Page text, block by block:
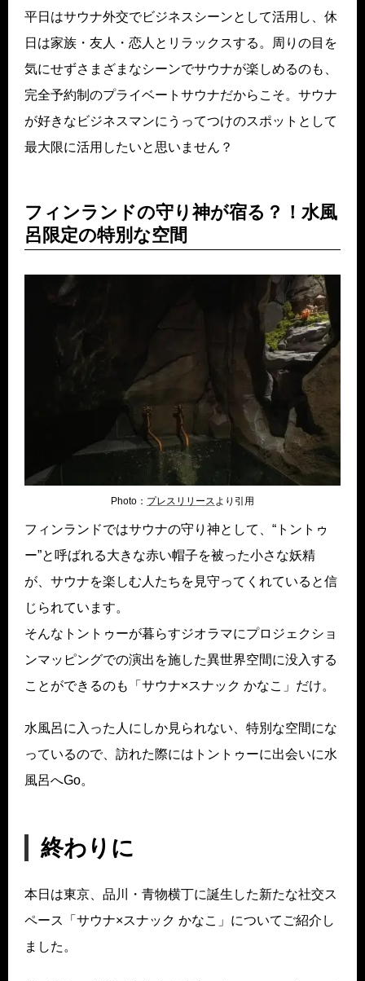
平日はサウナ外交でビジネスシーンとして活用し、休
日は家族・友人・恋人とリラックスする。周りの目を
気にせずさまざまなシーンでサウナが楽しめるのも、
完全予約制のプライベートサウナだからこそ。サウナ
が好きなビジネスマンにうってつけのスポットとして
最大限に活用したいと思いません？
フィンランドの守り神が宿る？！水風
呂限定の特別な空間
Photo： プレス リリースより引用
フィンランドではサウナの守り神として、“トントゥ
ー”と呼ばれる大きな赤い帽子を被った小さな妖精
が、サウナを楽しむ人たちを見守ってくれていると信
じられています。
そんなトントゥーが暮らすジオラマにプロジェクショ
ンマッピングでの演出を施した異世界空間に没入する
ことができるのも「サウナ×スナック かなこ」だけ。
水風呂に入った人にしか見られない、特別な空間にな
っているので、訪れた際にはトントゥーに出会いに水
風呂へGo。
終わりに
本日は東京、品川・青物横丁に誕生した新たな社交ス
ペース「サウナ×スナック かなこ」についてご紹介し
ました。